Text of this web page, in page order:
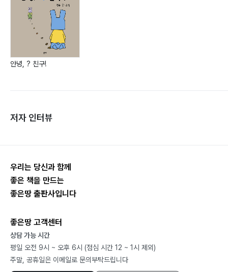
안녕, ? 친구!
저자 인터뷰
우리는 당신과 함께
좋은 책을 만드는
좋은땅 출판사입니다
좋은땅 고객센터
상담 가능 시간
평일 오전 9시 ~ 오후 6시 (점심 시간 12 ~ 1시 제외)
주말, 공휴일은 이메일로 문의부탁드립니다